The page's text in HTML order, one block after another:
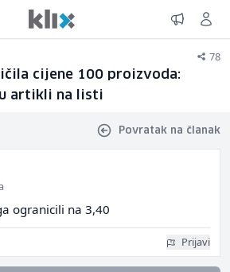
78
cijene 100 proizvoda:
artikli na listi
Povratak na članak
ogranicili na 3,40
Prijavi